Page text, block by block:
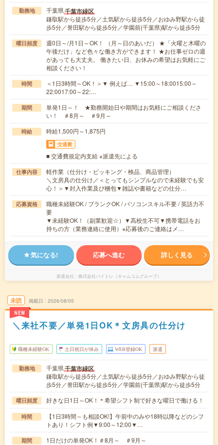
勤務地 千葉県千葉市緑区
鎌取駅から徒歩5分／土気駅から徒歩5分／おゆみ野駅から徒
歩5分／誉田駅から徒歩5分／学園前(千葉県)駅から徒歩5分
曜日頻度
週0日～/月1日～OK！ （月～日のあいだ） ★「火曜と木曜の
午後だけ」など色々な働き方ができます！ ★お仕事ゼロの週
があっても大丈夫。 働きたい日、お休みの希望はお気軽にご
相談ください！
時間
＜1日3時間～OK！＞▼ 例えば… ▼15:00～18:0015:00～
22:0017:00～22:…
期間
単発1日～！ ★勤務開始日や期間はお気軽にご相談くださ
い！ ＃8月～ ＃9月～
時給 時給1,500円～1,875円
交通費
■ 交通費規定内支給 ※派遣先による
仕事内容
軽作業（仕分け・ピッキング・検品、商品管理）
＼文房具の仕分け／＜とってもシンプルなので未経験でも安
心！＞▼封入作業及び梱包▼雑誌や書籍などの仕分…
応募資格
職種未経験OK / ブランクOK / パソコンスキル不要 / 英語力不
要
▼未経験OK！（副業歓迎☆）▼高校生不可▼携帯電話をお
持ちの方（業務連絡に使用）※応募後のご連絡はメ…
気になる! 応募へ進む 詳しく見る
派遣会社 株式会社バイトレ（キャムコムグループ）
未読
NEW
掲載日 2026/08/05
＼来社不要／単発1日OK＊文房具の仕分け
職種未経験OK 土日祝日が休み WEB登録OK 派遣
勤務地 千葉県千葉市緑区
鎌取駅から徒歩5分／土気駅から徒歩5分／おゆみ野駅から徒
歩5分／誉田駅から徒歩5分／学園前(千葉県)駅から徒歩5分
曜日頻度 好きな日1日～OK！＊希望シフト制で好きな曜日で働ける！
時間
【1日3時間～も相談OK!】午前中のみや18時以降などのシフ
トあり！シフト例▼9:00～12:00▼…
期間 1日だけの単発OK！＃8月～ ＃9月～